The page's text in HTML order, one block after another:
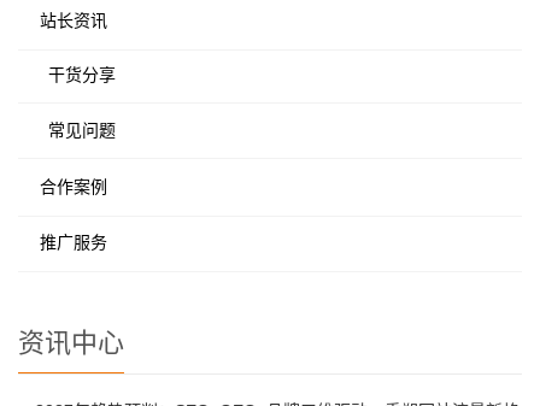
站长资讯
干货分享
常见问题
合作案例
推广服务
资讯中心